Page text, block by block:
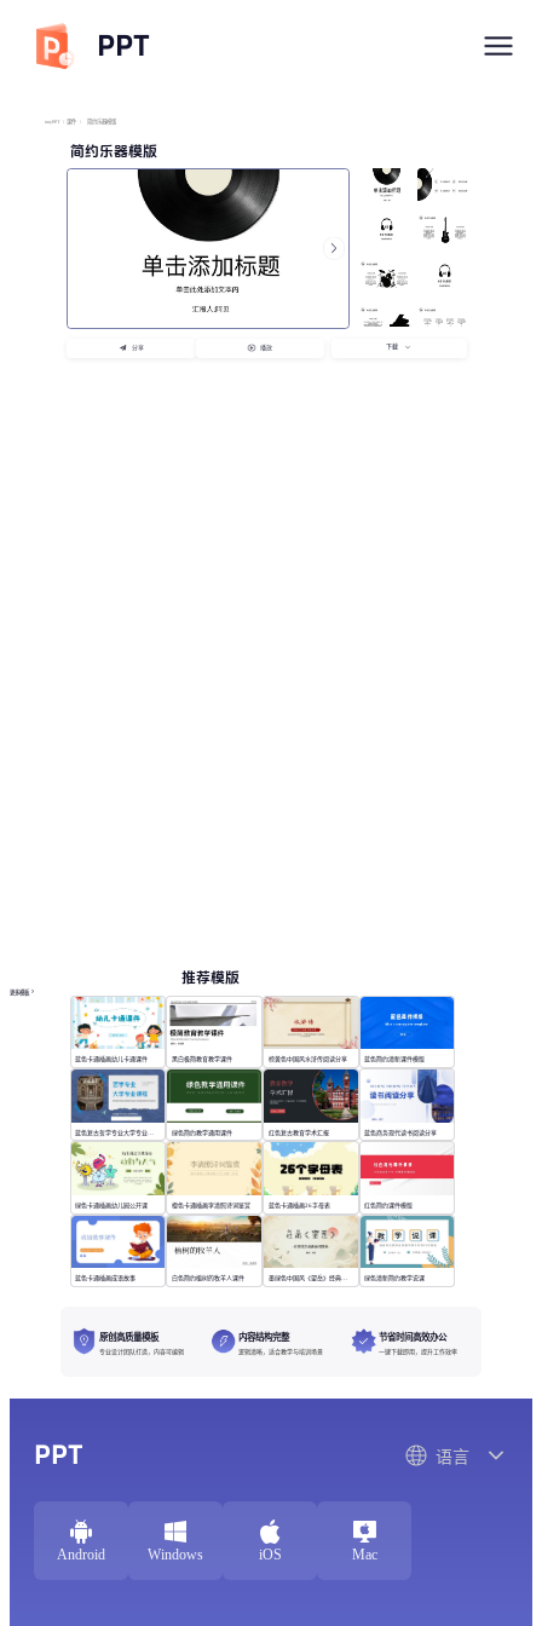
PPT
imyPPT / 课件 / 简约乐器模版
简约乐器模版
分享 播放 下载
推荐模版
更多模板
蓝色卡通插画幼儿卡通课件 黑白极简教育教学课件 棕黄色中国风水浒传阅读分享 蓝色简约清新课件模版
绿色简约教学通用课件 红色复古教育学术汇报 蓝色商务现代读书阅读分享
绿色卡通插画幼儿园公开课 橙色卡通插画李清照诗词鉴赏 蓝色卡通插画26字母表 红色简约课件模版
蓝色卡通插画成语故事 白色简约植树的牧羊人课件 墨绿色中国风《望岳》经典诗词欣赏 绿色清新简约教学说课
原创高质量模板
专业设计团队打造，内容可编辑
内容结构完整
逻辑清晰，适合教学与培训场景
节省时间高效办公
一键下载即用，提升工作效率
PPT 语言
Android Windows iOS Mac